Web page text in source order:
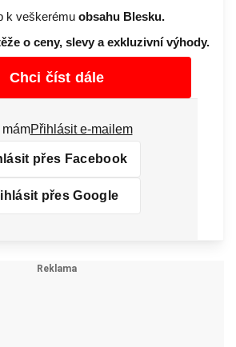
k veškerému obsahu Blesku.
o ceny, slevy a exkluzivní výhody.
Chci číst dále
Přihlásit e-mailem
přes Facebook
přes Google